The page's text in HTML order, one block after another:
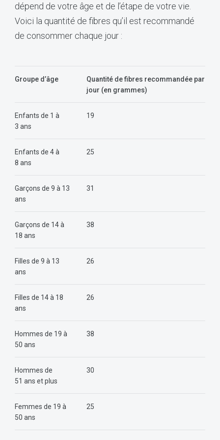
dépend de votre âge et de l’étape de votre vie.
Voici la quantité de fibres qu’il est recommandé
de consommer chaque jour :
Groupe d’âge
Quantité de fibres recommandée par
jour (en grammes)
Enfants de 1 à
3 ans
19
Enfants de 4 à
8 ans
25
Garçons de 9 à 13
ans
31
Garçons de 14 à
18 ans
38
Filles de 9 à 13
ans
26
Filles de 14 à 18
ans
26
Hommes de 19 à
50 ans
38
Hommes de
51 ans et plus
30
Femmes de 19 à
50 ans
25